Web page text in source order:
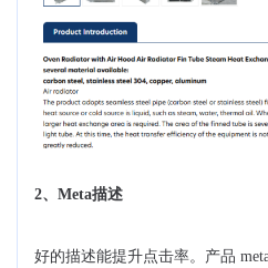
2、Meta描述
好的描述能提升点击率。产品